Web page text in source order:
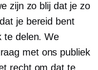
zijn zo blij dat je zo
je bereid bent
te delen. We
met ons publiek
recht om dat te